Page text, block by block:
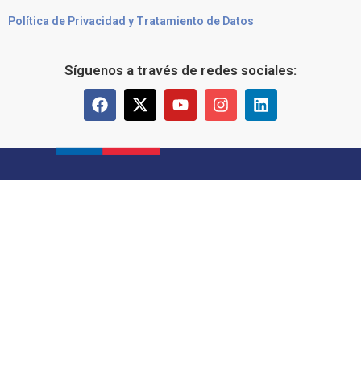
Política de Privacidad y Tratamiento de Datos
Síguenos a través de redes sociales: